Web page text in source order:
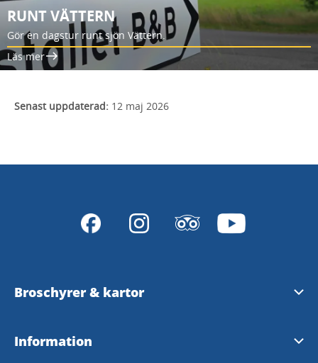
RUNT VÄTTERN
Gör en dagstur runt sjön Vättern.
Läs mer
Senast uppdaterad: 12 maj 2026
Broschyrer & kartor
Ladda ner eller beställ broschyrer och kartor
Information